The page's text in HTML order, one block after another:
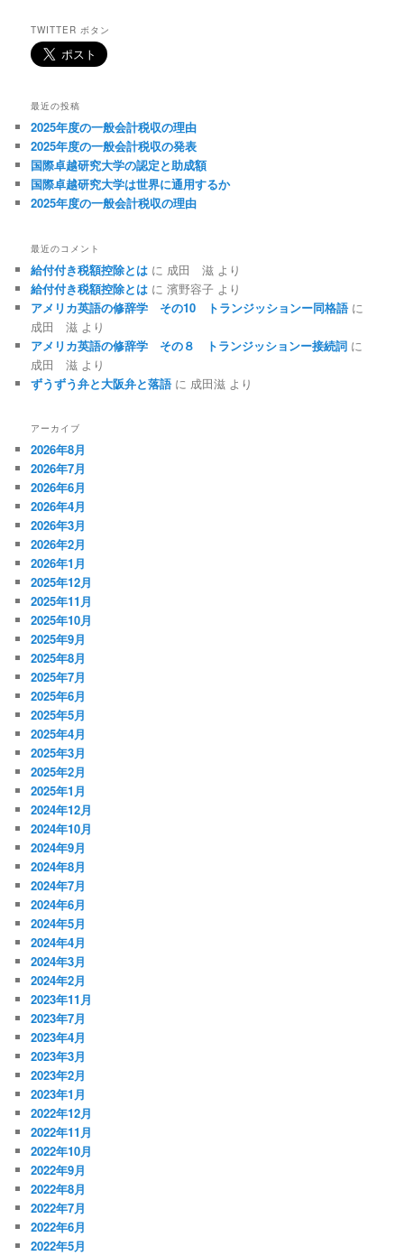
TWITTER ボタン
最近の投稿
2025年度の一般会計税収の理由
2025年度の一般会計税収の発表
国際卓越研究大学の認定と助成額
国際卓越研究大学は世界に通用するか
2025年度の一般会計税収の理由
最近のコメント
給付付き税額控除とは に 成田 滋 より
給付付き税額控除とは に濱野容子 より
アメリカ英語の修辞学 その10 トランジッションー同格語に
成田 滋 より
アメリカ英語の修辞学 その８ トランジッションー接続詞 に
成田 滋 より
ずうずう弁と大阪弁と落語に 成田滋 より
アーカイブ
2026年8月
2026年7月
2026年6月
2026年4月
2026年3月
2026年2月
2026年1月
2025年12月
2025年11月
2025年10月
2025年9月
2025年8月
2025年7月
2025年6月
2025年5月
2025年4月
2025年3月
2025年2月
2025年1月
2024年12月
2024年10月
2024年9月
2024年8月
2024年7月
2024年6月
2024年5月
2024年4月
2024年3月
2024年2月
2023年11月
2023年7月
2023年4月
2023年3月
2023年2月
2023年1月
2022年12月
2022年11月
2022年10月
2022年9月
2022年8月
2022年7月
2022年6月
2022年5月